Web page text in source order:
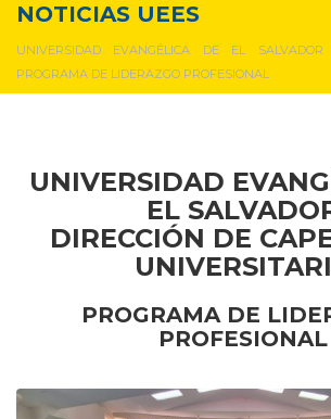
NOTICIAS UEES
UNIVERSIDAD EVANGÉLICA DE EL SALVADOR
PROGRAMA DE LIDERAZGO PROFESIONAL
UNIVERSIDAD
EL
DIRECCIÓN DE
PROGRAMA DE
PROFESIONAL